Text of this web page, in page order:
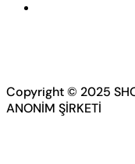
Copyright © 2025
ANONİM ŞİRKETİ